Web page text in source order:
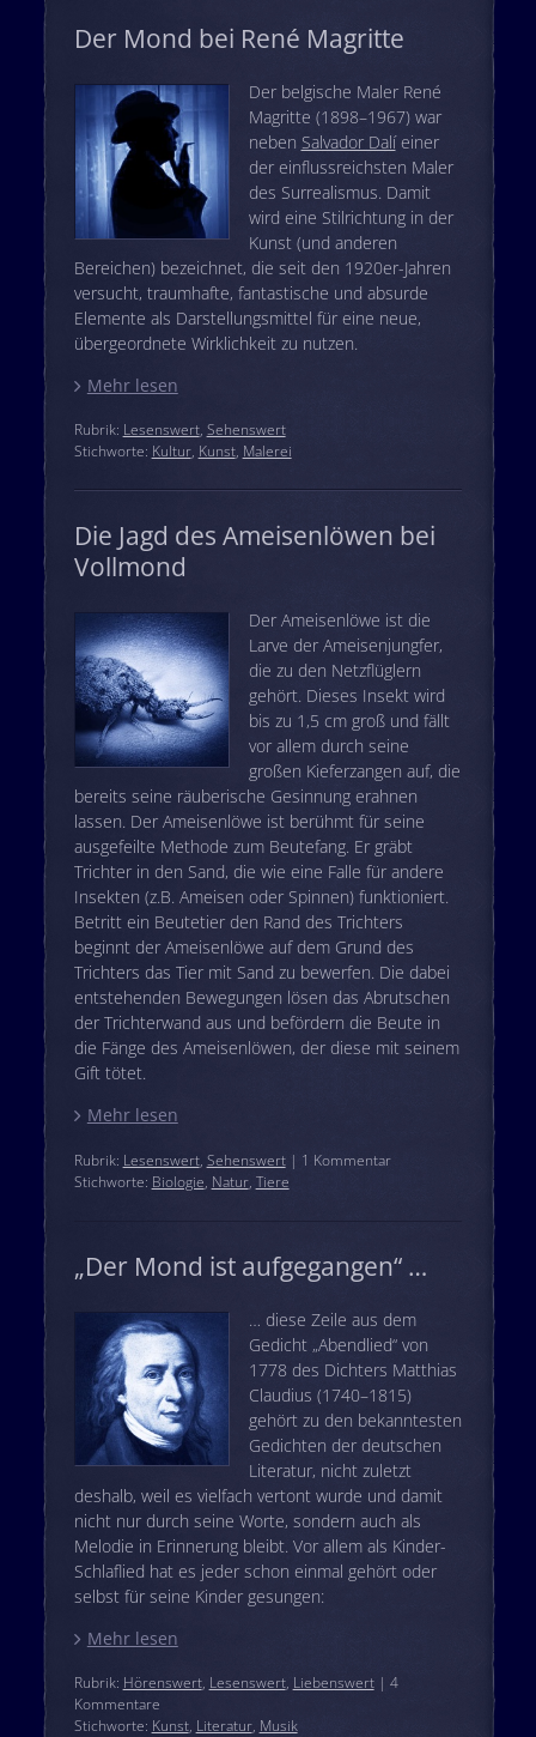
Der Mond bei René Magritte
Der belgische Maler René
Magritte (1898–1967) war
neben Salvador Dalíeiner
der einflussreichsten Maler
des Surrealismus. Damit
wird eine Stilrichtung in der
Kunst (und anderen
Bereichen) bezeichnet, die seit den 1920er-Jahren
versucht, traumhafte, fantastische und absurde
Elemente als Darstellungsmittel für eine neue,
übergeordnete Wirklichkeit zu nutzen.
Mehr lesen
Rubrik: Lesenswert, Sehenswert
Stichworte: Kultur, Kunst, Malerei
Die Jagd des Ameisenlöwen bei
Vollmond
Der Ameisenlöwe ist die
Larve der Ameisenjungfer,
die zu den Netzflüglern
gehört. Dieses Insekt wird
bis zu 1,5 cm groß und fällt
vor allem durch seine
großen Kieferzangen auf, die
bereits seine räuberische Gesinnung erahnen
lassen. Der Ameisenlöwe ist berühmt für seine
ausgefeilte Methode zum Beutefang. Er gräbt
Trichter in den Sand, die wie eine Falle für andere
Insekten (z.B. Ameisen oder Spinnen) funktioniert.
Betritt ein Beutetier den Rand des Trichters
beginnt der Ameisenlöwe auf dem Grund des
Trichters das Tier mit Sand zu bewerfen. Die dabei
entstehenden Bewegungen lösen das Abrutschen
der Trichterwand aus und befördern die Beute in
die Fänge des Ameisenlöwen, der diese mit seinem
Gift tötet.
Mehr lesen
Rubrik: Lesenswert, Sehenswert| 1 Kommentar
Stichworte: Biologie, Natur, Tiere
„Der Mond ist aufgegangen“ …
… diese Zeile aus dem
Gedicht „Abendlied“ von
1778 des Dichters Matthias
Claudius (1740–1815)
gehört zu den bekanntesten
Gedichten der deutschen
Literatur, nicht zuletzt
deshalb, weil es vielfach vertont wurde und damit
nicht nur durch seine Worte, sondern auch als
Melodie in Erinnerung bleibt. Vor allem als Kinder-
Schlaflied hat es jeder schon einmal gehört oder
selbst für seine Kinder gesungen:
Mehr lesen
Rubrik: Hörenswert, Lesenswert, Liebenswert| 4
Kommentare
Stichworte: Kunst, Literatur, Musik